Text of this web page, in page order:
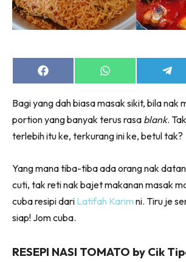
Share
on
Share
on
Share
on
Bagi yang dah biasa masak sikit, bila nak
portion yang banyak terus rasa blank.
terlebih itu ke, terkurang ini ke, betul tak?
Yang mana tiba-tiba ada orang nak
cuti, tak reti nak bajet makanan masak
cuba resipi dari Latifah Karim ni. Tiru je
siap! Jom cuba.
RESEPI NASI TOMATO by Cik